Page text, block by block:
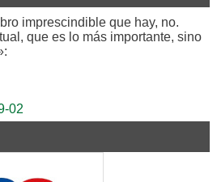
imprescindible que hay, no.
que es lo más importante, sino